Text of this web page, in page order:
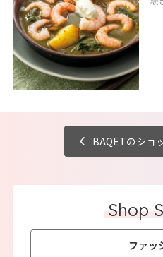
BAQETのショ
Shop
ファッ